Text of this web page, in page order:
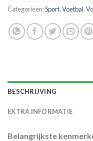
Categorieën:Sport,Voetbal,
BESCHRIJVING
EXTRA INFORMATIE
Belangrijkste